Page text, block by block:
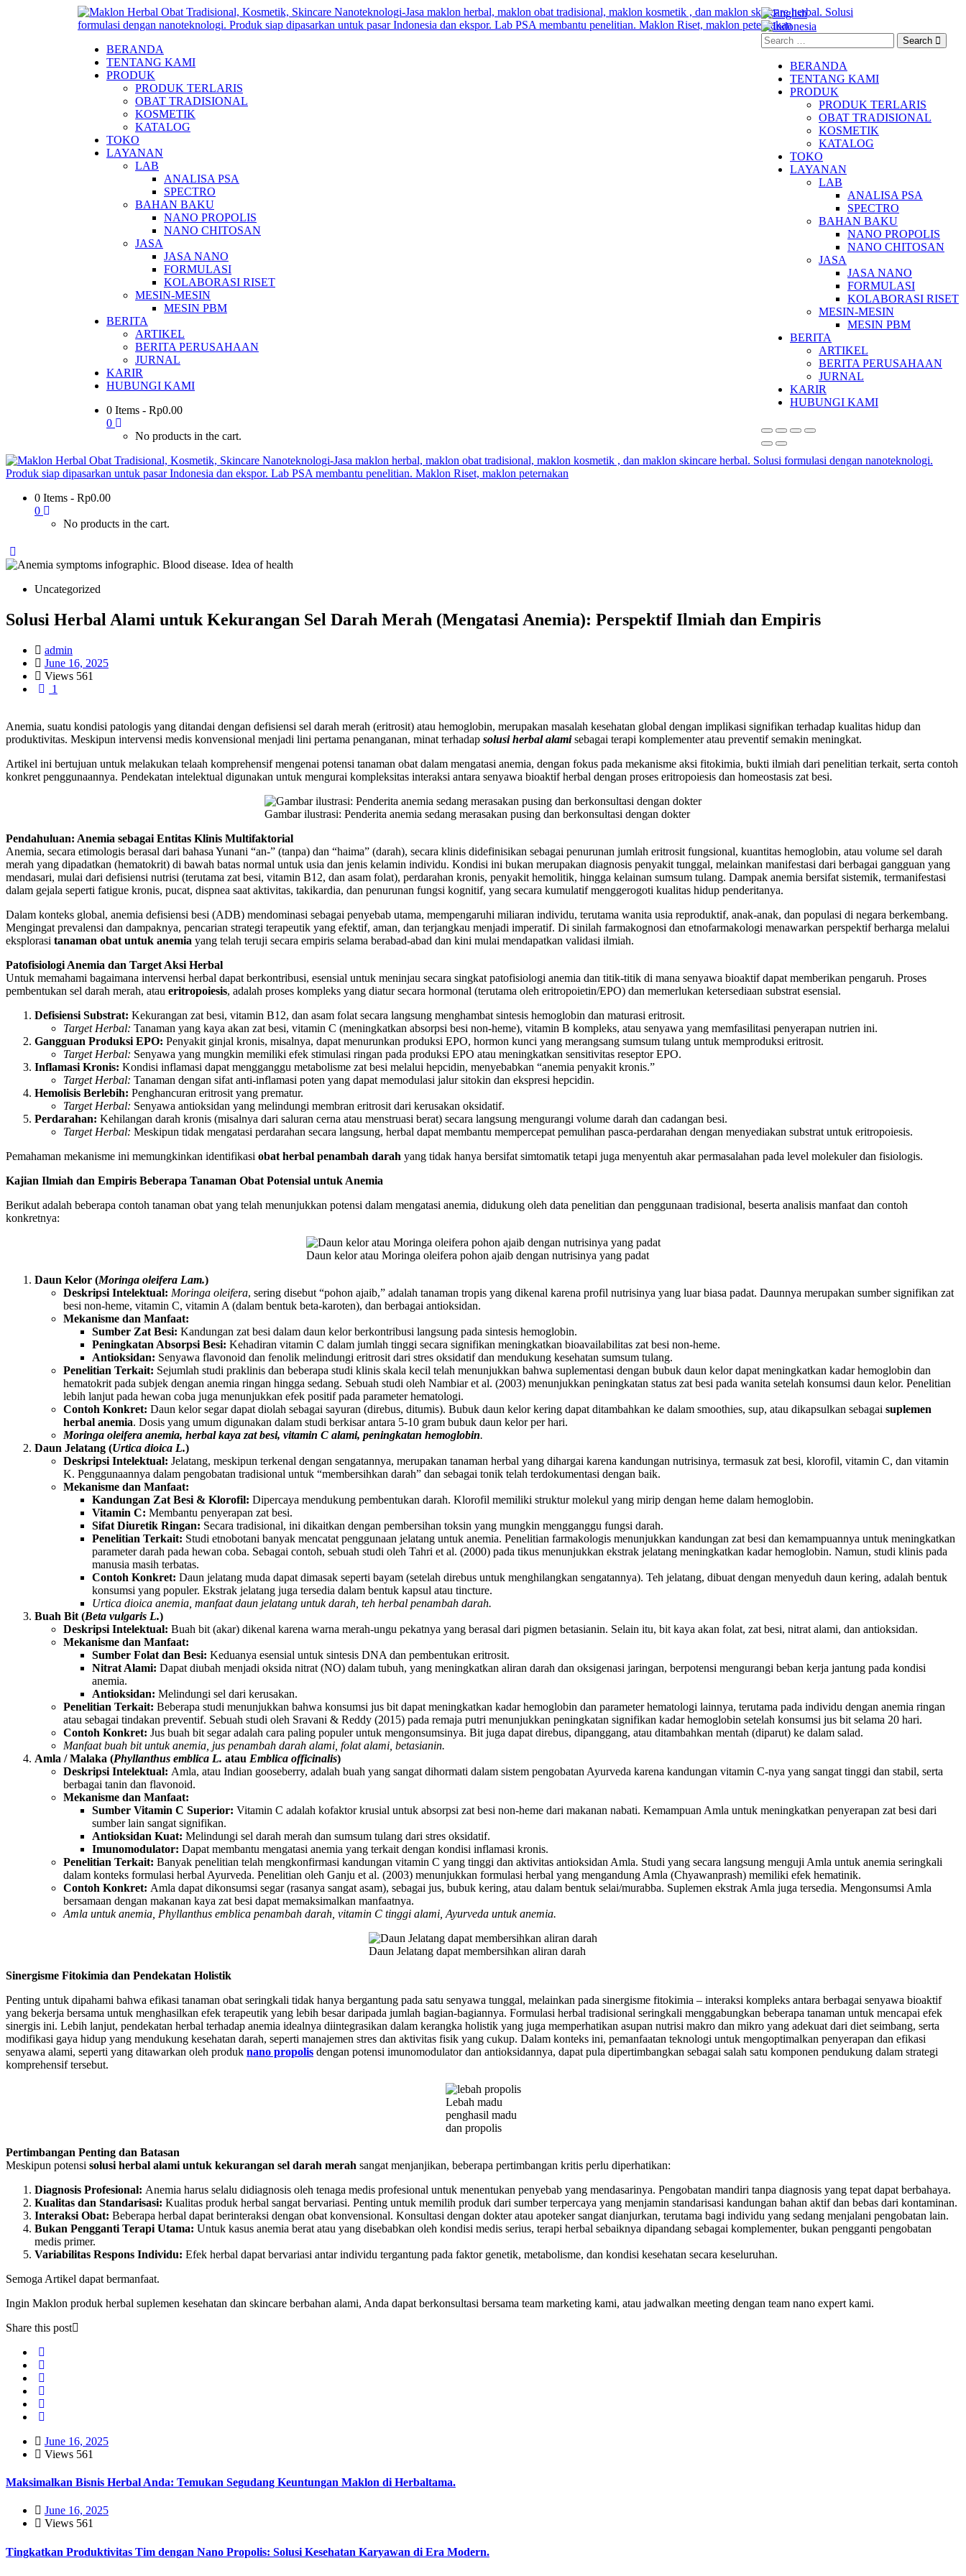
BERANDA
TENTANG KAMI
PRODUK
PRODUK TERLARIS
OBAT TRADISIONAL
KOSMETIK
KATALOG
TOKO
LAYANAN
LAB
ANALISA PSA
SPECTRO
BAHAN BAKU
NANO PROPOLIS
NANO CHITOSAN
JASA
JASA NANO
FORMULASI
KOLABORASI RISET
MESIN-MESIN
MESIN PBM
BERITA
ARTIKEL
BERITA PERUSAHAAN
JURNAL
KARIR
HUBUNGI KAMI
0 Items - Rp0.00
0
No products in the cart.
0 Items - Rp0.00
0
No products in the cart.
Uncategorized
Solusi Herbal Alami untuk Kekurangan Sel Darah Merah (Mengatasi Anemia): Perspektif Ilmiah dan Empiris
admin
June 16, 2025
Views 561
1
Anemia, suatu kondisi patologis yang ditandai dengan defisiensi sel darah merah (eritrosit) atau hemoglobin, merupakan masalah kesehatan global dengan implikasi signifikan terhadap kualitas hidup dan
produktivitas. Meskipun intervensi medis konvensional menjadi lini pertama penanganan, minat terhadap solusi herbal alamisebagai terapi komplementer atau preventif semakin meningkat.
Artikel ini bertujuan untuk melakukan telaah komprehensif mengenai potensi tanaman obat dalam mengatasi anemia, dengan fokus pada mekanisme aksi fitokimia, bukti ilmiah dari penelitian terkait, serta contoh
konkret penggunaannya. Pendekatan intelektual digunakan untuk mengurai kompleksitas interaksi antara senyawa bioaktif herbal dengan proses eritropoiesis dan homeostasis zat besi.
Gambar ilustrasi: Penderita anemia sedang merasakan pusing dan berkonsultasi dengan dokter
Pendahuluan: Anemia sebagai Entitas Klinis Multifaktorial
Anemia, secara etimologis berasal dari bahasa Yunani “an-” (tanpa) dan “haima” (darah), secara klinis didefinisikan sebagai penurunan jumlah eritrosit fungsional, kuantitas hemoglobin, atau volume sel darah
merah yang dipadatkan (hematokrit) di bawah batas normal untuk usia dan jenis kelamin individu. Kondisi ini bukan merupakan diagnosis penyakit tunggal, melainkan manifestasi dari berbagai gangguan yang
mendasari, mulai dari defisiensi nutrisi (terutama zat besi, vitamin B12, dan asam folat), perdarahan kronis, penyakit hemolitik, hingga kelainan sumsum tulang. Dampak anemia bersifat sistemik, termanifestasi
dalam gejala seperti fatigue kronis, pucat, dispnea saat aktivitas, takikardia, dan penurunan fungsi kognitif, yang secara kumulatif menggerogoti kualitas hidup penderitanya.
Dalam konteks global, anemia defisiensi besi (ADB) mendominasi sebagai penyebab utama, mempengaruhi miliaran individu, terutama wanita usia reproduktif, anak-anak, dan populasi di negara berkembang.
Mengingat prevalensi dan dampaknya, pencarian strategi terapeutik yang efektif, aman, dan terjangkau menjadi imperatif. Di sinilah farmakognosi dan etnofarmakologi menawarkan perspektif berharga melalui
eksplorasi tanaman obat untuk anemia yang telah teruji secara empiris selama berabad-abad dan kini mulai mendapatkan validasi ilmiah.
Patofisiologi Anemia dan Target Aksi Herbal
Untuk memahami bagaimana intervensi herbal dapat berkontribusi, esensial untuk meninjau secara singkat patofisiologi anemia dan titik-titik di mana senyawa bioaktif dapat memberikan pengaruh. Proses
pembentukan sel darah merah, atau eritropoiesis, adalah proses kompleks yang diatur secara hormonal (terutama oleh eritropoietin/EPO) dan memerlukan ketersediaan substrat esensial.
Defisiensi Substrat: Kekurangan zat besi, vitamin B12, dan asam folat secara langsung menghambat sintesis hemoglobin dan maturasi eritrosit.
Target Herbal: Tanaman yang kaya akan zat besi, vitamin C (meningkatkan absorpsi besi non-heme), vitamin B kompleks, atau senyawa yang memfasilitasi penyerapan nutrien ini.
Gangguan Produksi EPO: Penyakit ginjal kronis, misalnya, dapat menurunkan produksi EPO, hormon kunci yang merangsang sumsum tulang untuk memproduksi eritrosit.
Target Herbal: Senyawa yang mungkin memiliki efek stimulasi ringan pada produksi EPO atau meningkatkan sensitivitas reseptor EPO.
Inflamasi Kronis: Kondisi inflamasi dapat mengganggu metabolisme zat besi melalui hepcidin, menyebabkan “anemia penyakit kronis.”
Target Herbal: Tanaman dengan sifat anti-inflamasi poten yang dapat memodulasi jalur sitokin dan ekspresi hepcidin.
Hemolisis Berlebih: Penghancuran eritrosit yang prematur.
Target Herbal: Senyawa antioksidan yang melindungi membran eritrosit dari kerusakan oksidatif.
Perdarahan: Kehilangan darah kronis (misalnya dari saluran cerna atau menstruasi berat) secara langsung mengurangi volume darah dan cadangan besi.
Target Herbal: Meskipun tidak mengatasi perdarahan secara langsung, herbal dapat membantu mempercepat pemulihan pasca-perdarahan dengan menyediakan substrat untuk eritropoiesis.
Pemahaman mekanisme ini memungkinkan identifikasi obat herbal penambah darah yang tidak hanya bersifat simtomatik tetapi juga menyentuh akar permasalahan pada level molekuler dan fisiologis.
Kajian Ilmiah dan Empiris Beberapa Tanaman Obat Potensial untuk Anemia
Berikut adalah beberapa contoh tanaman obat yang telah menunjukkan potensi dalam mengatasi anemia, didukung oleh data penelitian dan penggunaan tradisional, beserta analisis manfaat dan contoh
konkretnya:
Daun kelor atau Moringa oleifera pohon ajaib dengan nutrisinya yang padat
Daun Kelor (Moringa oleifera Lam.)
Deskripsi Intelektual: Moringa oleifera, sering disebut “pohon ajaib,” adalah tanaman tropis yang dikenal karena profil nutrisinya yang luar biasa padat. Daunnya merupakan sumber signifikan zat
besi non-heme, vitamin C, vitamin A (dalam bentuk beta-karoten), dan berbagai antioksidan.
Mekanisme dan Manfaat:
Sumber Zat Besi: Kandungan zat besi dalam daun kelor berkontribusi langsung pada sintesis hemoglobin.
Peningkatan Absorpsi Besi: Kehadiran vitamin C dalam jumlah tinggi secara signifikan meningkatkan bioavailabilitas zat besi non-heme.
Antioksidan: Senyawa flavonoid dan fenolik melindungi eritrosit dari stres oksidatif dan mendukung kesehatan sumsum tulang.
Penelitian Terkait: Sejumlah studi praklinis dan beberapa studi klinis skala kecil telah menunjukkan bahwa suplementasi dengan bubuk daun kelor dapat meningkatkan kadar hemoglobin dan
hematokrit pada subjek dengan anemia ringan hingga sedang. Sebuah studi oleh Nambiar et al. (2003) menunjukkan peningkatan status zat besi pada wanita setelah konsumsi daun kelor. Penelitian
lebih lanjut pada hewan coba juga menunjukkan efek positif pada parameter hematologi.
Contoh Konkret: Daun kelor segar dapat diolah sebagai sayuran (direbus, ditumis). Bubuk daun kelor kering dapat ditambahkan ke dalam smoothies, sup, atau dikapsulkan sebagai suplemen
herbal anemia. Dosis yang umum digunakan dalam studi berkisar antara 5-10 gram bubuk daun kelor per hari.
Moringa oleifera anemia, herbal kaya zat besi, vitamin C alami, peningkatan hemoglobin.
Daun Jelatang (Urtica dioica L.)
Deskripsi Intelektual: Jelatang, meskipun terkenal dengan sengatannya, merupakan tanaman herbal yang dihargai karena kandungan nutrisinya, termasuk zat besi, klorofil, vitamin C, dan vitamin
K. Penggunaannya dalam pengobatan tradisional untuk “membersihkan darah” dan sebagai tonik telah terdokumentasi dengan baik.
Mekanisme dan Manfaat:
Kandungan Zat Besi & Klorofil: Dipercaya mendukung pembentukan darah. Klorofil memiliki struktur molekul yang mirip dengan heme dalam hemoglobin.
Vitamin C: Membantu penyerapan zat besi.
Sifat Diuretik Ringan: Secara tradisional, ini dikaitkan dengan pembersihan toksin yang mungkin mengganggu fungsi darah.
Penelitian Terkait: Studi etnobotani banyak mencatat penggunaan jelatang untuk anemia. Penelitian farmakologis menunjukkan kandungan zat besi dan kemampuannya untuk meningkatkan
parameter darah pada hewan coba. Sebagai contoh, sebuah studi oleh Tahri et al. (2000) pada tikus menunjukkan ekstrak jelatang meningkatkan kadar hemoglobin. Namun, studi klinis pada
manusia masih terbatas.
Contoh Konkret: Daun jelatang muda dapat dimasak seperti bayam (setelah direbus untuk menghilangkan sengatannya). Teh jelatang, dibuat dengan menyeduh daun kering, adalah bentuk
konsumsi yang populer. Ekstrak jelatang juga tersedia dalam bentuk kapsul atau tincture.
Urtica dioica anemia, manfaat daun jelatang untuk darah, teh herbal penambah darah.
Buah Bit (Beta vulgaris L.)
Deskripsi Intelektual: Buah bit (akar) dikenal karena warna merah-ungu pekatnya yang berasal dari pigmen betasianin. Selain itu, bit kaya akan folat, zat besi, nitrat alami, dan antioksidan.
Mekanisme dan Manfaat:
Sumber Folat dan Besi: Keduanya esensial untuk sintesis DNA dan pembentukan eritrosit.
Nitrat Alami: Dapat diubah menjadi oksida nitrat (NO) dalam tubuh, yang meningkatkan aliran darah dan oksigenasi jaringan, berpotensi mengurangi beban kerja jantung pada kondisi
anemia.
Antioksidan: Melindungi sel dari kerusakan.
Penelitian Terkait: Beberapa studi menunjukkan bahwa konsumsi jus bit dapat meningkatkan kadar hemoglobin dan parameter hematologi lainnya, terutama pada individu dengan anemia ringan
atau sebagai tindakan preventif. Sebuah studi oleh Sravani & Reddy (2015) pada remaja putri menunjukkan peningkatan signifikan kadar hemoglobin setelah konsumsi jus bit selama 20 hari.
Contoh Konkret: Jus buah bit segar adalah cara paling populer untuk mengonsumsinya. Bit juga dapat direbus, dipanggang, atau ditambahkan mentah (diparut) ke dalam salad.
Manfaat buah bit untuk anemia, jus penambah darah alami, folat alami, betasianin.
Amla / Malaka (Phyllanthus emblica L. atau Emblica officinalis)
Deskripsi Intelektual: Amla, atau Indian gooseberry, adalah buah yang sangat dihormati dalam sistem pengobatan Ayurveda karena kandungan vitamin C-nya yang sangat tinggi dan stabil, serta
berbagai tanin dan flavonoid.
Mekanisme dan Manfaat:
Sumber Vitamin C Superior: Vitamin C adalah kofaktor krusial untuk absorpsi zat besi non-heme dari makanan nabati. Kemampuan Amla untuk meningkatkan penyerapan zat besi dari
sumber lain sangat signifikan.
Antioksidan Kuat: Melindungi sel darah merah dan sumsum tulang dari stres oksidatif.
Imunomodulator: Dapat membantu mengatasi anemia yang terkait dengan kondisi inflamasi kronis.
Penelitian Terkait: Banyak penelitian telah mengkonfirmasi kandungan vitamin C yang tinggi dan aktivitas antioksidan Amla. Studi yang secara langsung menguji Amla untuk anemia seringkali
dalam konteks formulasi herbal Ayurveda. Penelitian oleh Ganju et al. (2003) menunjukkan formulasi herbal yang mengandung Amla (Chyawanprash) memiliki efek hematinik.
Contoh Konkret: Amla dapat dikonsumsi segar (rasanya sangat asam), sebagai jus, bubuk kering, atau dalam bentuk selai/murabba. Suplemen ekstrak Amla juga tersedia. Mengonsumsi Amla
bersamaan dengan makanan kaya zat besi dapat memaksimalkan manfaatnya.
Amla untuk anemia, Phyllanthus emblica penambah darah, vitamin C tinggi alami, Ayurveda untuk anemia.
Daun Jelatang dapat membersihkan aliran darah
Sinergisme Fitokimia dan Pendekatan Holistik
Penting untuk dipahami bahwa efikasi tanaman obat seringkali tidak hanya bergantung pada satu senyawa tunggal, melainkan pada sinergisme fitokimia – interaksi kompleks antara berbagai senyawa bioaktif
yang bekerja bersama untuk menghasilkan efek terapeutik yang lebih besar daripada jumlah bagian-bagiannya. Formulasi herbal tradisional seringkali menggabungkan beberapa tanaman untuk mencapai efek
sinergis ini. Lebih lanjut, pendekatan herbal terhadap anemia idealnya diintegrasikan dalam kerangka holistik yang juga memperhatikan asupan nutrisi makro dan mikro yang adekuat dari diet seimbang, serta
modifikasi gaya hidup yang mendukung kesehatan darah, seperti manajemen stres dan aktivitas fisik yang cukup. Dalam konteks ini, pemanfaatan teknologi untuk mengoptimalkan penyerapan dan efikasi
senyawa alami, seperti yang ditawarkan oleh produk nano propolis dengan potensi imunomodulator dan antioksidannya, dapat pula dipertimbangkan sebagai salah satu komponen pendukung dalam strategi
komprehensif tersebut.
Lebah madu
penghasil madu
dan propolis
Pertimbangan Penting dan Batasan
Meskipun potensi solusi herbal alami untuk kekurangan sel darah merah sangat menjanjikan, beberapa pertimbangan kritis perlu diperhatikan:
Diagnosis Profesional: Anemia harus selalu didiagnosis oleh tenaga medis profesional untuk menentukan penyebab yang mendasarinya. Pengobatan mandiri tanpa diagnosis yang tepat dapat berbahaya.
Kualitas dan Standarisasi: Kualitas produk herbal sangat bervariasi. Penting untuk memilih produk dari sumber terpercaya yang menjamin standarisasi kandungan bahan aktif dan bebas dari kontaminan.
Interaksi Obat: Beberapa herbal dapat berinteraksi dengan obat konvensional. Konsultasi dengan dokter atau apoteker sangat dianjurkan, terutama bagi individu yang sedang menjalani pengobatan lain.
Bukan Pengganti Terapi Utama: Untuk kasus anemia berat atau yang disebabkan oleh kondisi medis serius, terapi herbal sebaiknya dipandang sebagai komplementer, bukan pengganti pengobatan
medis primer.
Variabilitas Respons Individu: Efek herbal dapat bervariasi antar individu tergantung pada faktor genetik, metabolisme, dan kondisi kesehatan secara keseluruhan.
Semoga Artikel dapat bermanfaat.
Ingin Maklon produk herbal suplemen kesehatan dan skincare berbahan alami, Anda dapat berkonsultasi bersama team marketing kami, atau jadwalkan meeting dengan team nano expert kami.
Share this post
June 16, 2025
Views 561
Maksimalkan Bisnis Herbal Anda: Temukan Segudang Keuntungan Maklon di Herbaltama.
June 16, 2025
Views 561
Tingkatkan Produktivitas Tim dengan Nano Propolis: Solusi Kesehatan Karyawan di Era Modern.
Search
BERANDA
TENTANG KAMI
PRODUK
PRODUK TERLARIS
OBAT TRADISIONAL
KOSMETIK
KATALOG
TOKO
LAYANAN
LAB
ANALISA PSA
SPECTRO
BAHAN BAKU
NANO PROPOLIS
NANO CHITOSAN
JASA
JASA NANO
FORMULASI
KOLABORASI RISET
MESIN-MESIN
MESIN PBM
BERITA
ARTIKEL
BERITA PERUSAHAAN
JURNAL
KARIR
HUBUNGI KAMI